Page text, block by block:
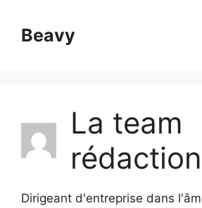
contenuBeavy
La team
rédaction
Dirigeant d'entreprise dans